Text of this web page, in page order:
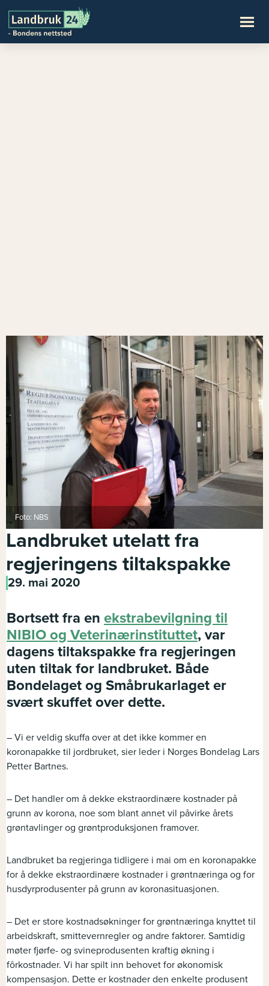
Foto: NBS
Landbruket utelatt fra
regjeringens tiltakspakke
29. mai 2020
Bortsett fra en ekstrabevilgning til
NIBIO og Veterinærinstituttet, var
dagens tiltakspakke fra regjeringen
uten tiltak for landbruket. Både
Bondelaget og Småbrukarlaget er
svært skuffet over dette.
– Vi er veldig skuffa over at det ikke kommer en
koronapakke til jordbruket, sier leder i Norges Bondelag Lars
Petter Bartnes.
– Det handler om å dekke ekstraordinære kostnader på
grunn av korona, noe som blant annet vil påvirke årets
grøntavlinger og grøntproduksjonen framover.
Landbruket ba regjeringa tidligere i mai om en koronapakke
for å dekke ekstraordinære kostnader i grøntnæringa og for
husdyrprodusenter på grunn av koronasituasjonen.
– Det er store kostnadsøkninger for grøntnæringa knyttet til
arbeidskraft, smittevernregler og andre faktorer. Samtidig
møter fjørfe- og svineprodusenten kraftig økning i
fôrkostnader. Vi har spilt inn behovet for økonomisk
kompensasjon. Dette er kostnader den enkelte produsent